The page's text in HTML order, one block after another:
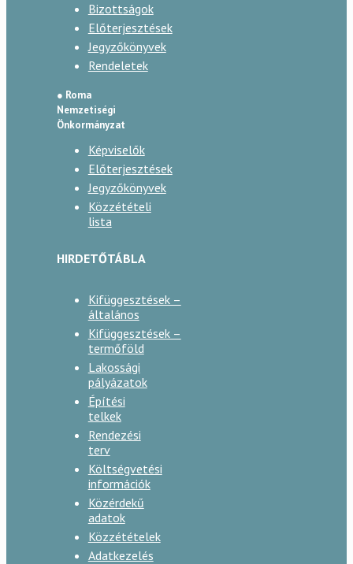
Bizottságok
Előterjesztések
Jegyzőkönyvek
Rendeletek
● Roma
Nemzetiségi
Önkormányzat
Képviselők
Előterjesztések
Jegyzőkönyvek
Közzétételi
lista
HIRDETŐTÁBLA
Kifüggesztések –
általános
Kifüggesztések –
termőföld
Lakossági
pályázatok
Építési
telkek
Rendezési
terv
Költségvetési
információk
Közérdekű
adatok
Közzétételek
Adatkezelés